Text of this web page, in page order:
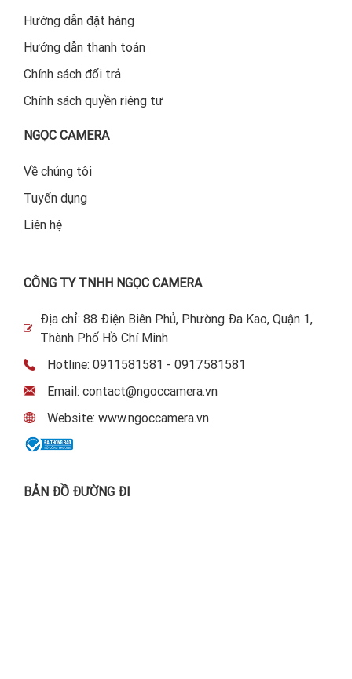
Hướng dẫn đặt hàng
Hướng dẫn thanh toán
Chính sách đổi trả
Chính sách quyền riêng tư
NGỌC CAMERA
Về chúng tôi
Tuyển dụng
Liên hệ
CÔNG TY TNHH NGỌC CAMERA
Địa chỉ: 88 Điện Biên Phủ, Phường Đa Kao, Quận 1,
Thành Phố Hồ Chí Minh
Hotline: 0911581581 - 0917581581
Email: contact@ngoccamera.vn
Website: www.ngoccamera.vn
BẢN ĐỒ ĐƯỜNG ĐI